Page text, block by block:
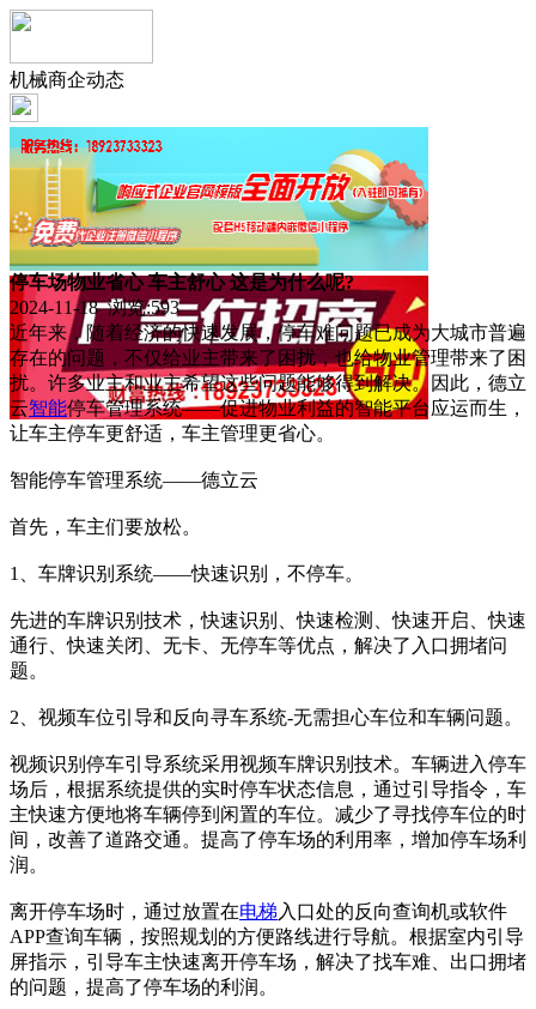
机械商企动态
停车场物业省心 车主舒心 这是为什么呢?
2024-11-18 浏览:593
近年来，随着经济的快速发展，停车难问题已成为大城市普遍
存在的问题，不仅给业主带来了困扰，也给物业管理带来了困
扰。许多业主和业主希望这些问题能够得到解决。因此，德立
云智能停车管理系统——促进物业利益的智能平台应运而生，
让车主停车更舒适，车主管理更省心。
智能停车管理系统——德立云
首先，车主们要放松。
1、车牌识别系统——快速识别，不停车。
先进的车牌识别技术，快速识别、快速检测、快速开启、快速
通行、快速关闭、无卡、无停车等优点，解决了入口拥堵问
题。
2、视频车位引导和反向寻车系统-无需担心车位和车辆问题。
视频识别停车引导系统采用视频车牌识别技术。车辆进入停车
场后，根据系统提供的实时停车状态信息，通过引导指令，车
主快速方便地将车辆停到闲置的车位。减少了寻找停车位的时
间，改善了道路交通。提高了停车场的利用率，增加停车场利
润。
离开停车场时，通过放置在电梯入口处的反向查询机或软件
APP查询车辆，按照规划的方便路线进行导航。根据室内引导
屏指示，引导车主快速离开停车场，解决了找车难、出口拥堵
的问题，提高了停车场的利润。